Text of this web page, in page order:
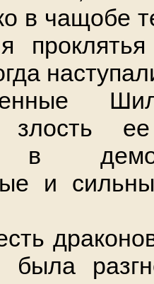
в чащобе
злость
в
и
была